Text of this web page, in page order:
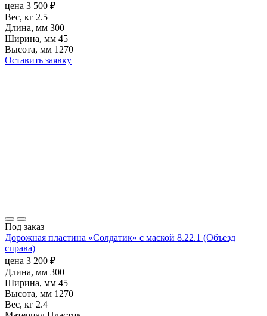
цена 3 500 ₽
Вес, кг 2.5
Длина, мм 300
Ширина, мм 45
Высота, мм 1270
Оставить заявку
Под заказ
Дорожная пластина «Солдатик» с маской 8.22.1 (Объезд
справа)
цена 3 200 ₽
Длина, мм 300
Ширина, мм 45
Высота, мм 1270
Вес, кг 2.4